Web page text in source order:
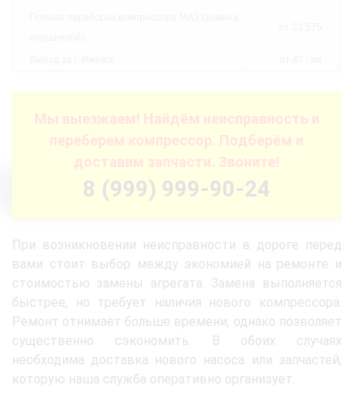
Мы выезжаем! Найдём неисправность и
переберем компрессор. Подберём и
доставим запчасти. Звоните!
8 (999) 999-90-24
При возникновении неисправности в дороге перед
вами стоит выбор между экономией на ремонте и
стоимостью замены агрегата. Замена выполняется
быстрее, но требует наличия нового компрессора.
Ремонт отнимает больше времени, однако позволяет
существенно сэкономить. В обоих случаях
необходима доставка нового насоса или запчастей,
которую наша служба оперативно организует.